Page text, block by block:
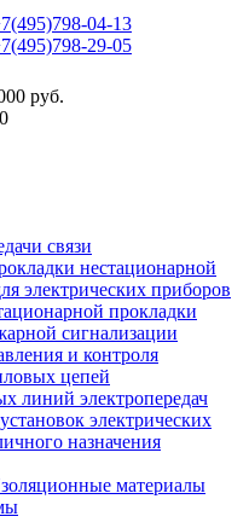
04-13
29-05
руб.
связи
нестационарной
электрических приборов
прокладки
сигнализации
и контроля
цепей
линий электропередач
электрических
назначения
материалы